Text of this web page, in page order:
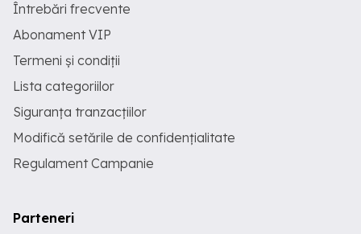
Întrebări frecvente
Abonament VIP
Termeni și condiții
Lista categoriilor
Siguranța tranzacțiilor
Modifică setările de confidențialitate
Regulament Campanie
Parteneri